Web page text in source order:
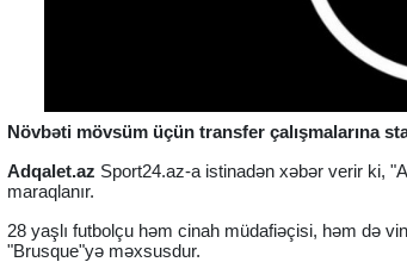
Növbəti mövsüm üçün transfer çalışmalarına
Adqalet.az Sport24.az-a istinadən xəbər verir ki,
maraqlanır.
28 yaşlı futbolçu həm cinah müdafiəçisi, həm də
"Brusque"yə məxsusdur.